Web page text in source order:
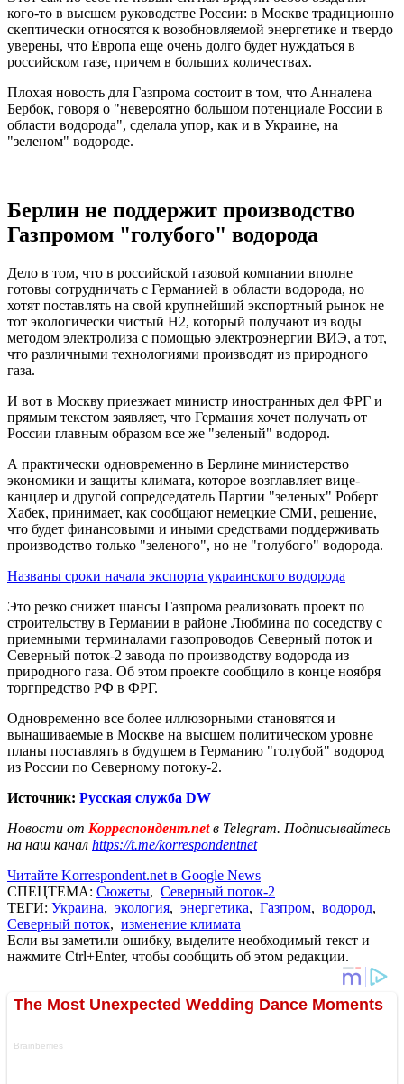
кого-то в высшем руководстве России: в Москве традиционно
скептически относятся к возобновляемой энергетике и твердо
уверены, что Европа еще очень долго будет нуждаться в
российском газе, причем в больших количествах.
Плохая новость для Газпрома состоит в том, что Анналена
Бербок, говоря о "невероятно большом потенциале России в
области водорода", сделала упор, как и в Украине, на
"зеленом" водороде.
Берлин не поддержит производство
Газпромом "голубого" водорода
Дело в том, что в российской газовой компании вполне
готовы сотрудничать с Германией в области водорода, но
хотят поставлять на свой крупнейший экспортный рынок не
тот экологически чистый H2, который получают из воды
методом электролиза с помощью электроэнергии ВИЭ, а тот,
что различными технологиями производят из природного
газа.
И вот в Москву приезжает министр иностранных дел ФРГ и
прямым текстом заявляет, что Германия хочет получать от
России главным образом все же "зеленый" водород.
А практически одновременно в Берлине министерство
экономики и защиты климата, которое возглавляет вице-
канцлер и другой сопредседатель Партии "зеленых" Роберт
Хабек, принимает, как сообщают немецкие СМИ, решение,
что будет финансовыми и иными средствами поддерживать
производство только "зеленого", но не "голубого" водорода.
Названы сроки начала экспорта украинского водорода
Это резко снижет шансы Газпрома реализовать проект по
строительству в Германии в районе Любмина по соседству с
приемными терминалами газопроводов Северный поток и
Северный поток-2 завода по производству водорода из
природного газа. Об этом проекте сообщило в конце ноября
торгпредство РФ в ФРГ.
Одновременно все более иллюзорными становятся и
вынашиваемые в Москве на высшем политическом уровне
планы поставлять в будущем в Германию "голубой" водород
из России по Северному потоку-2.
Источник: Русская служба DW
Новости от Корреспондент.netв Telegram. Подписывайтесь
на наш канал https://t.me/korrespondentnet
Читайте Korrespondent.net в Google News
СПЕЦТЕМА: Сюжеты, Северный поток-2
ТЕГИ: Украина, экология, энергетика, Газпром, водород,
Северный поток, изменение климата
Если вы заметили ошибку, выделите необходимый текст и
нажмите Ctrl+Enter, чтобы сообщить об этом редакции.